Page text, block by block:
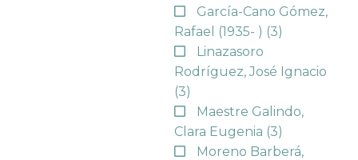
García-Cano Gómez,
Rafael (1935- ) (3)
Linazasoro
Rodríguez, José Ignacio
(3)
Maestre Galindo,
Clara Eugenia (3)
Moreno Barberá,